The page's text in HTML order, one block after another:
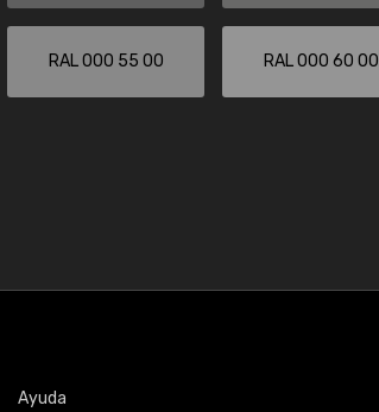
RAL 000 55 00 RAL 000 60 00
Ayuda